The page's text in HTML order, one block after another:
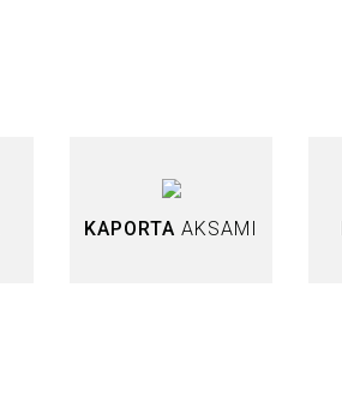
KAPORTA AKSAMI